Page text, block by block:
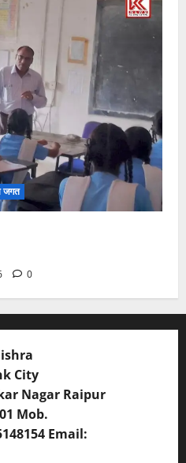
जगत
0
City
Nagar Raipur
Mob.
Email: